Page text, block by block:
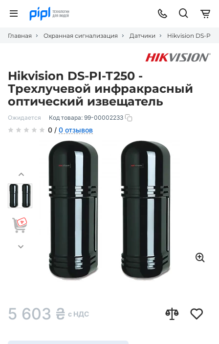
Главная Охранная сигнализация Датчики Hikvision DS-PI-
Hikvision DS-PI-T250 -
Трехлучевой инфракрасный
оптический извещатель
Ожидается Код товара: 99-00002233
0 / 0 отзывов
5 603 ₴ с НДС